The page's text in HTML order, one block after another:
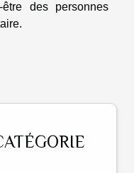
des personnes